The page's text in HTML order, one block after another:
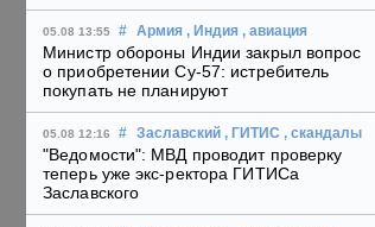
05.08 13:55 # Армия , Индия , авиация
Министр обороны Индии закрыл вопрос
о приобретении Су-57: истребитель
покупать не планируют
05.08 12:16 # Заславский , ГИТИС , скандалы
"Ведомости": МВД проводит проверку
теперь уже экс-ректора ГИТИСа
Заславского